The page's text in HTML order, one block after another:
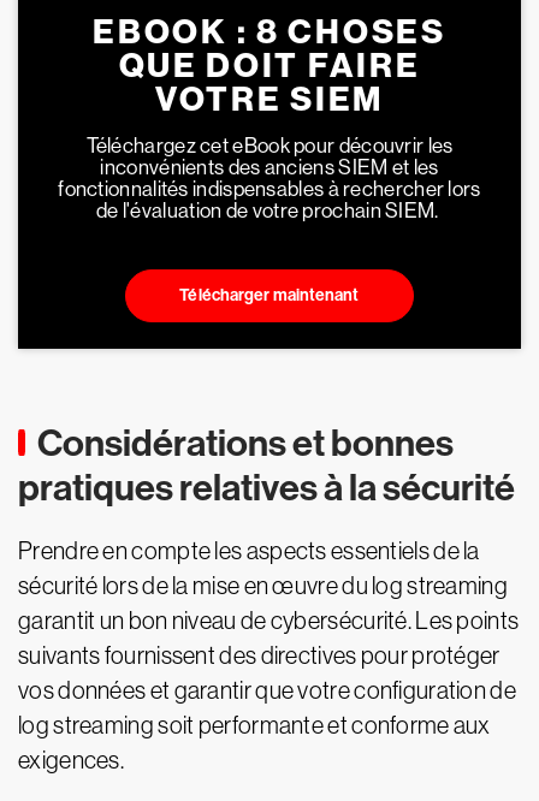
EBOOK : 8 CHOSES
QUE DOIT FAIRE
VOTRE SIEM
Téléchargez cet eBook pour découvrir les
inconvénients des anciens SIEM et les
fonctionnalités indispensables à rechercher lors
de l'évaluation de votre prochain SIEM.
Télécharger maintenant
Considérations et bonnes
pratiques relatives à la sécurité
Prendre en compte les aspects essentiels de la
sécurité lors de la mise en œuvre du log streaming
garantit un bon niveau de cybersécurité. Les points
suivants fournissent des directives pour protéger
vos données et garantir que votre configuration de
log streaming soit performante et conforme aux
exigences.